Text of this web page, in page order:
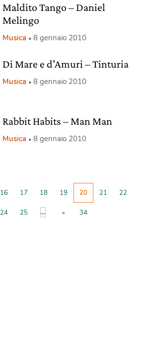
Maldito Tango – Daniel
Melingo
Musica 8 gennaio 2010
Di Mare e d’Amuri – Tinturia
Musica 8 gennaio 2010
Rabbit Habits – Man Man
Musica 8 gennaio 2010
16 17 18 19 20 21 22
24 25 ... » 34